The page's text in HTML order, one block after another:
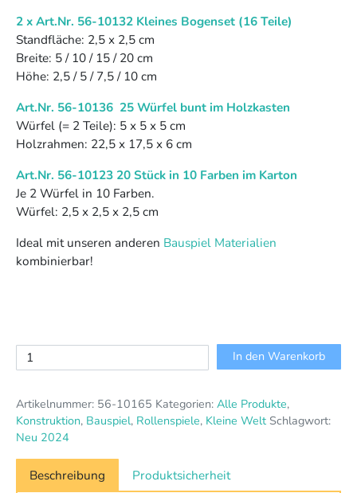
2 x Art.Nr. 56-10132 Kleines Bogenset (16 Teile)
Standfläche: 2,5 x 2,5 cm
Breite: 5 / 10 / 15 / 20 cm
Höhe: 2,5 / 5 / 7,5 / 10 cm
Art.Nr. 56-10136 25 Würfel bunt im Holzkasten
Würfel (= 2 Teile): 5 x 5 x 5 cm
Holzrahmen: 22,5 x 17,5 x 6 cm
Art.Nr. 56-10123 20 Stück in 10 Farben im Karton
Je 2 Würfel in 10 Farben.
Würfel: 2,5 x 2,5 x 2,5 cm
Ideal mit unseren anderen Bauspiel Materialien
kombinierbar!
Großes
Konstruktions-
Menge
In den Warenkorb
Artikelnummer: 56-10165 Kategorien: Alle Produkte,
Konstruktion, Bauspiel, Rollenspiele, Kleine Welt Schlagwort:
Neu 2024
Beschreibung Produktsicherheit